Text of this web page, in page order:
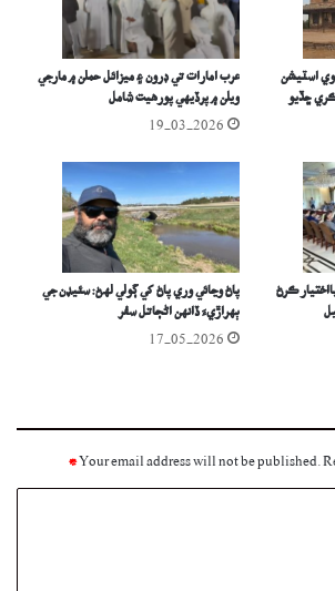
ريلوي اسٽيشن
ڇڏيو
عرب امارات تي ڊرون ۽ ميزائل حملن ۾ مارجي
ويلن ۾ پرڏيهي پورهيت شامل
19-03-2026
ڪرڻ
پاڻ وڃائي وري پاڻ کي ڳولي لهڻ: سئيڊن جي
ٻهراڙيءَ ڏانهن اڻڄاتل سفر
17-05-2026
Your email address will not be published.
*